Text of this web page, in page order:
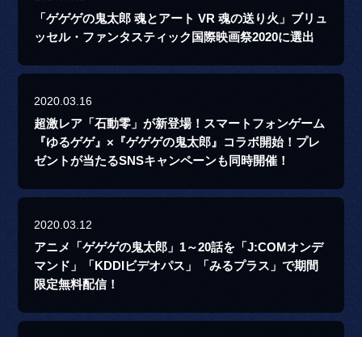
「ゲゲゲの鬼太郎 魂とアート VR 魂の送り火」ブリュ
ッセル・ファンタスティック国際映画祭2020に選出
2020.03.16
超激レア「石動零」が新登場！スマートフォンゲーム
『ゆるゲゲ』×『ゲゲゲの鬼太郎』コラボ開始！プレ
ゼントが当たるSNSキャンペーンも同時開催！
2020.03.12
アニメ「ゲゲゲの鬼太郎」1～20話を「J:COMオンデ
マンド」「KDDIビデオパス」「みるプラス」で期間
限定無料配信！